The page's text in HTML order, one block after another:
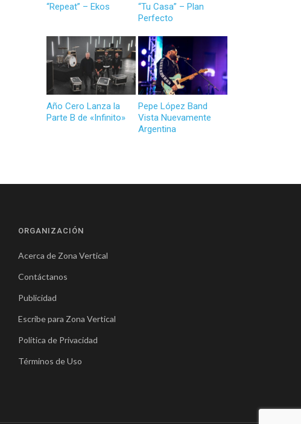
“Repeat” – Ekos
“Tu Casa” – Plan
Perfecto
Año Cero Lanza la
Parte B de «Infinito»
Pepe López Band
Vista Nuevamente
Argentina
ORGANIZACIÓN
Acerca de Zona Vertical
Contáctanos
Publicidad
Escribe para Zona Vertical
Política de Privacidad
Términos de Uso